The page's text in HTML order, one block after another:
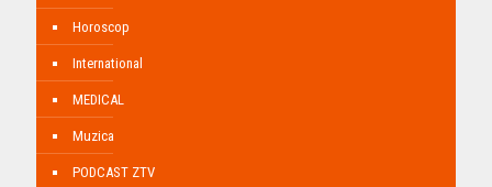
Horoscop
International
MEDICAL
Muzica
PODCAST ZTV